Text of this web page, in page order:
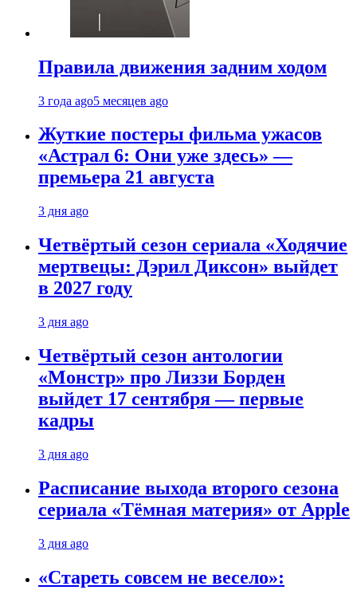
Правила движения задним ходом
3 года ago5 месяцев ago
Жуткие постеры фильма ужасов
«Астрал 6: Они уже здесь» —
премьера 21 августа
3 дня ago
Четвёртый сезон сериала «Ходячие
мертвецы: Дэрил Диксон» выйдет
в 2027 году
3 дня ago
Четвёртый сезон антологии
«Монстр» про Лиззи Борден
выйдет 17 сентября — первые
кадры
3 дня ago
Расписание выхода второго сезона
сериала «Тёмная материя» от Apple
3 дня ago
«Стареть совсем не весело»: